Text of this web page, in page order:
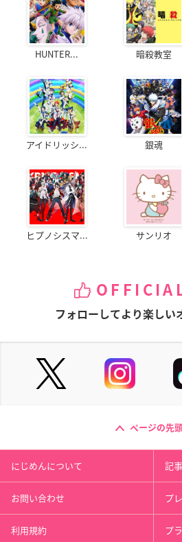
HUNTER... 暗殺教室
アイドリッシ... 銀魂
ヒプノシスマ... サンリオ
フォローしてより楽しい
ページの先
にじめんについて 記
お問い合わせ プ
利用規約 プ